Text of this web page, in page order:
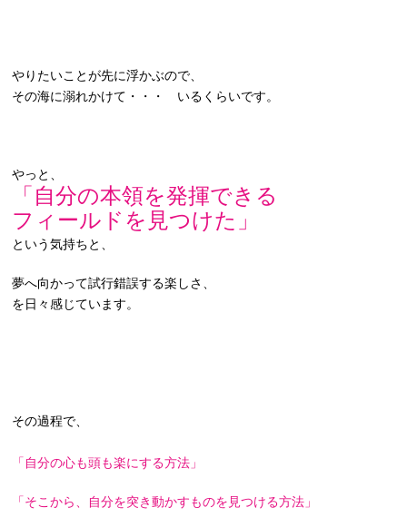
やりたいことが先に浮かぶので、
その海に溺れかけて・・・ いるくらいです。
やっと、
「自分の本領を発揮できる
フィールドを見つけた」
という気持ちと、
夢へ向かって試行錯誤する楽しさ、
を日々感じています。
その過程で、
「自分の心も頭も楽にする方法」
「そこから、自分を突き動かすものを見つける方法」